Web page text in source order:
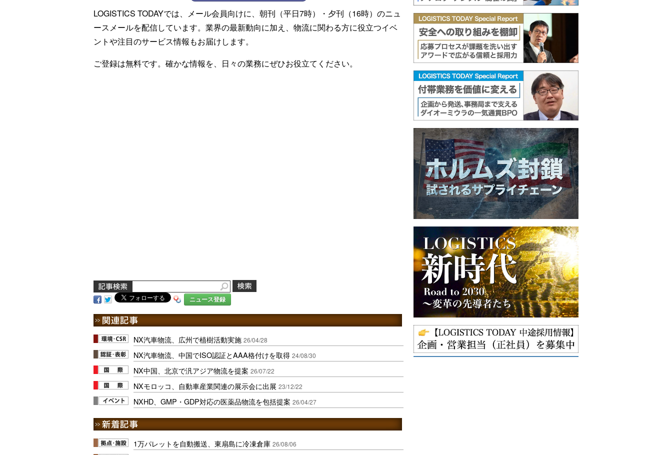
LOGISTICS TODAYでは、メール会員向けに、朝刊（平日7時）・夕刊（16時）のニュ
ースメールを配信しています。業界の最新動向に加え、物流に関わる方に役立つイベ
ントや注目のサービス情報もお届けします。
ご登録は無料です。確かな情報を、日々の業務にぜひお役立てください。
ニュース登録
NX汽車物流、広州で植樹活動実施 26/04/28
NX汽車物流、中国でISO認証とAAA格付けを取得 24/08/30
NX中国、北京で汎アジア物流を提案 26/07/22
NXモロッコ、自動車産業関連の展示会に出展 23/12/22
NXHD、GMP・GDP対応の医薬品物流を包括提案 26/04/27
1万パレットを自動搬送、東扇島に冷凍倉庫 26/08/06